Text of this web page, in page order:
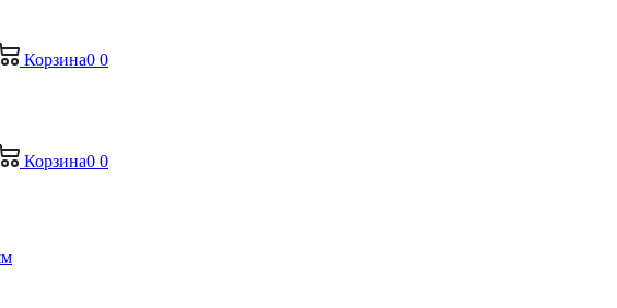
Корзина0 0
Корзина0 0